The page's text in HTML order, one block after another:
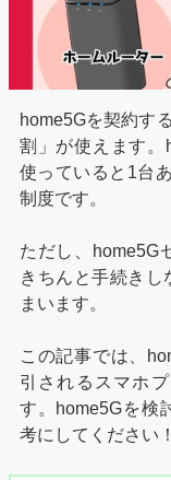
home5Gを契約す
割」が使えます。
使っていると1台
制度です。
ただし、home5G
きちんと手続きし
まいます。
この記事では、
引されるスマホ
す。home5Gを検
考にしてください！